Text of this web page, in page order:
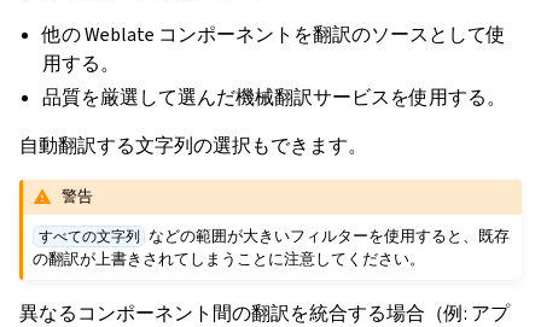
他の Weblate コンポーネントを翻訳のソースとして使
用する。
品質を厳選して選んだ機械翻訳サービスを使用する。
自動翻訳する文字列の選択もできます。
警告
すべての文字列 などの範囲が大きいフィルターを使用すると、既存
の翻訳が上書きされてしまうことに注意してください。
異なるコンポーネント間の翻訳を統合する場合（例: アプ